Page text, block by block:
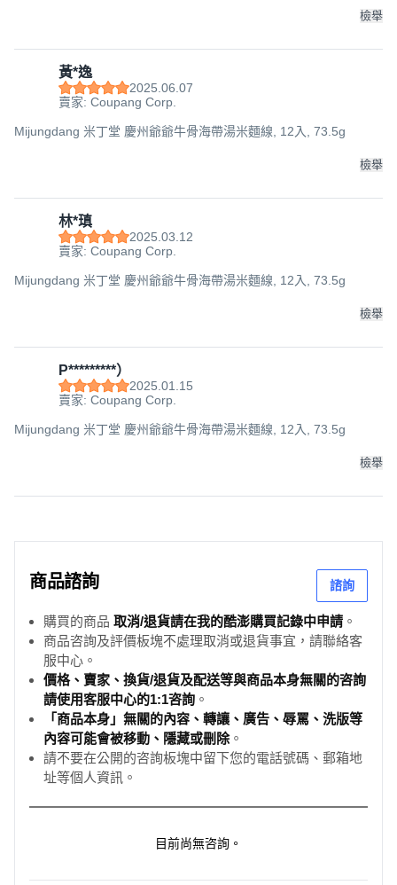
檢舉
黃*逸
2025.06.07
賣家: Coupang Corp.
Mijungdang 米丁堂 慶州爺爺牛骨海帶湯米麵線, 12入, 73.5g
檢舉
林*瑱
2025.03.12
賣家: Coupang Corp.
Mijungdang 米丁堂 慶州爺爺牛骨海帶湯米麵線, 12入, 73.5g
檢舉
P*********）
2025.01.15
賣家: Coupang Corp.
Mijungdang 米丁堂 慶州爺爺牛骨海帶湯米麵線, 12入, 73.5g
檢舉
商品諮詢 諮詢
購買的商品 取消/退貨請在我的酷澎購買記錄中申請 。
商品咨詢及評價板塊不處理取消或退貨事宜，請聯絡客
服中心。
價格、賣家、換貨/退貨及配送等與商品本身無關的咨詢
請使用客服中心的1:1咨詢 。
「商品本身」無關的內容、轉讓、廣告、辱罵、洗版等
內容可能會被移動、隱藏或刪除。
請不要在公開的咨詢板塊中留下您的電話號碼、郵箱地
址等個人資訊。
目前尚無咨詢。